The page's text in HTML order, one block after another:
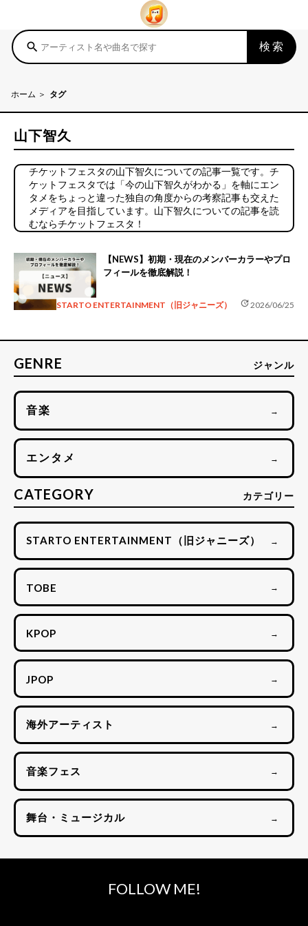
search 検索
ホーム タグ
山下智久
チケットフェスタの山下智久についての記事一覧です。チ
ケットフェスタでは「今の山下智久がわかる」を軸にエン
タメをちょっと違った独自の角度からの考察記事も交えた
メディアを目指しています。山下智久についての記事を読
むならチケットフェスタ！
【NEWS】初期・現在のメンバーカラーやプロ
フィールを徹底解説！
STARTO ENTERTAINMENT（旧ジャニーズ） update2026/06/25
GENRE ジャンル
音楽 →
エンタメ →
CATEGORY カテゴリー
STARTO ENTERTAINMENT（旧ジャニーズ） →
TOBE →
KPOP →
JPOP →
海外アーティスト →
音楽フェス →
舞台・ミュージカル →
FOLLOW ME!